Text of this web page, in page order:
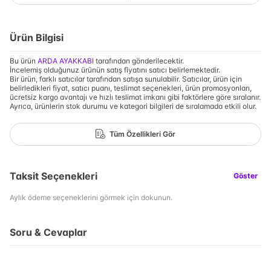
Ürün Bilgisi
Bu ürün ARDA AYAKKABI tarafından gönderilecektir.
İncelemiş olduğunuz ürünün satış fiyatını satıcı belirlemektedir.
Bir ürün, farklı satıcılar tarafından satışa sunulabilir. Satıcılar, ürün için
belirledikleri fiyat, satıcı puanı, teslimat seçenekleri, ürün promosyonları,
ücretsiz kargo avantajı ve hızlı teslimat imkanı gibi faktörlere göre sıralanır.
Ayrıca, ürünlerin stok durumu ve kategori bilgileri de sıralamada etkili olur.
Tüm Özellikleri Gör
Taksit Seçenekleri Göster
Aylık ödeme seçeneklerini görmek için dokunun.
Soru & Cevaplar